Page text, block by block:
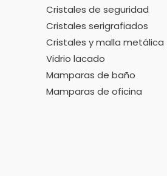
Cristales de seguridad
Cristales serigrafiados
Cristales y malla metálica
Vidrio lacado
Mamparas de baño
Mamparas de oficina